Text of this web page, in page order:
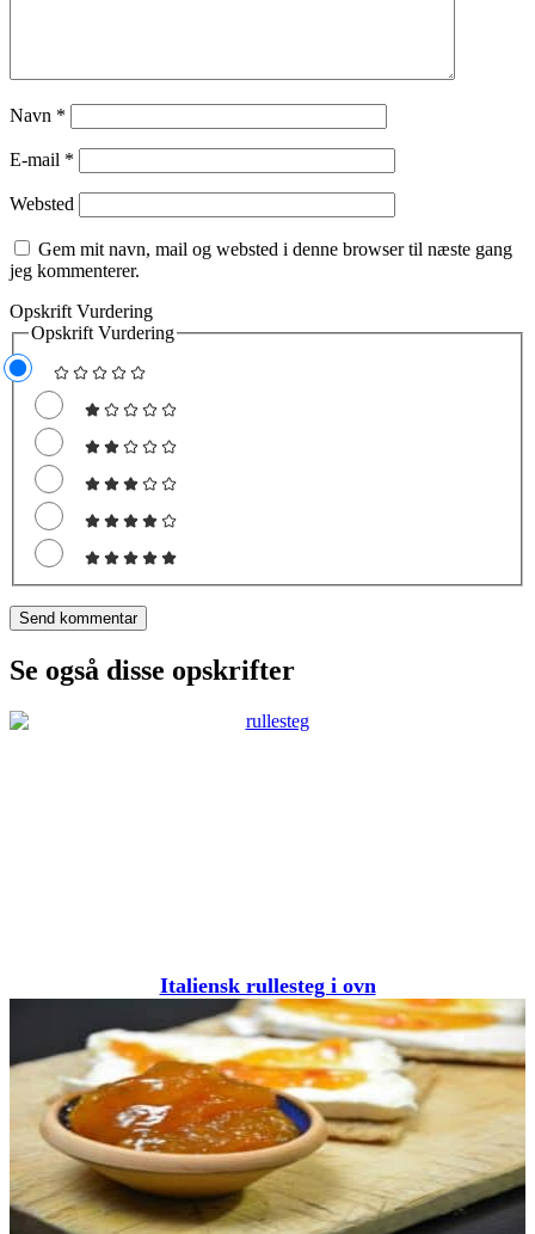
Navn *
E-mail *
Websted
Gem mit navn, mail og websted i denne browser til næste gang
jeg kommenterer.
Opskrift Vurdering
Opskrift Vurdering
Se også disse opskrifter
Italiensk rullesteg i ovn